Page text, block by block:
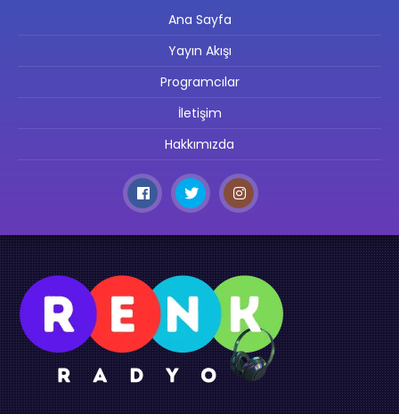
Ana Sayfa
Yayın Akışı
Programcılar
İletişim
Hakkımızda